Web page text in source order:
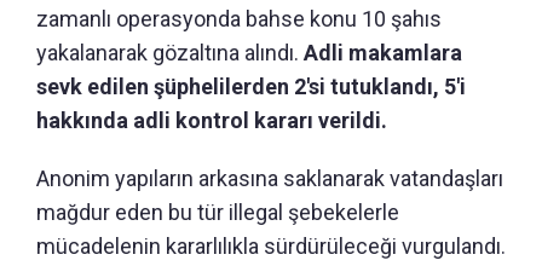
zamanlı operasyonda bahse konu 10 şahıs
yakalanarak gözaltına alındı. Adli makamlara
sevk edilen şüphelilerden 2'si tutuklandı, 5'i
hakkında adli kontrol kararı verildi.
Anonim yapıların arkasına saklanarak vatandaşları
mağdur eden bu tür illegal şebekelerle
mücadelenin kararlılıkla sürdürüleceği vurgulandı.